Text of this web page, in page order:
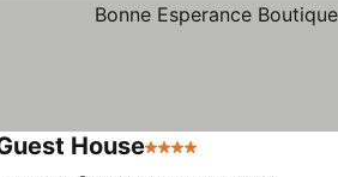
House4 Sterren